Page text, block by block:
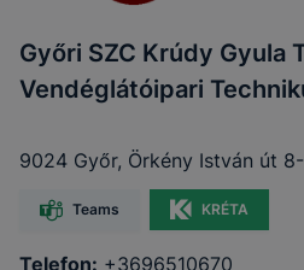
Győri SZC Krúdy Gyula
Vendéglátóipari
9024 Győr, Örkény István út
Teams KRÉTA
Telefon: +3696510670